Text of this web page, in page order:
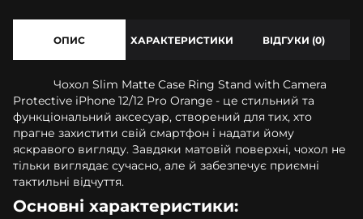
ОПИС ХАРАКТЕРИСТИКИ ВІДГУКИ (0)
Чохол Slim Matte Case Ring Stand with Camera
Protective iPhone 12/12 Pro Orange - це стильний та
функціональний аксесуар, створений для тих, хто
прагне захистити свій смартфон і надати йому
яскравого вигляду. Завдяки матовій поверхні, чохол не
тільки виглядає сучасно, але й забезпечує приємні
тактильні відчуття.
Основні характеристики: